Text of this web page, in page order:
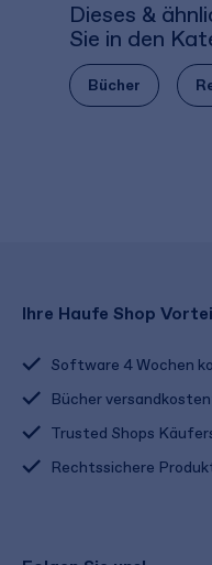
Dieses &
Sie in den
Bücher
Ihre Haufe Shop
Software 4 Wochen
Bücher
Trusted Shops
Rechtssichere